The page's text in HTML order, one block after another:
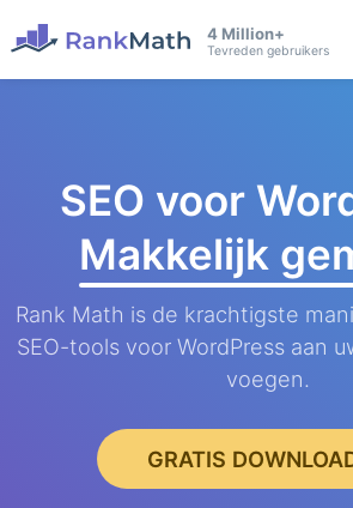
4 Million+
Tevreden gebruikers
SEO voor
Makkelijk
Rank Math is de krachtigste
SEO-tools voor WordPress aan
voegen.
GRATIS